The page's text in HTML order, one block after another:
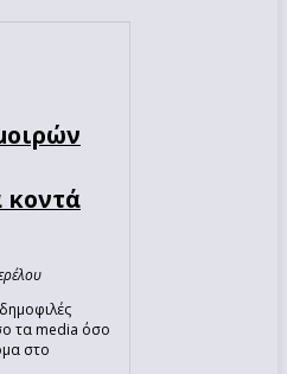
κοντά
τα media όσο
στο